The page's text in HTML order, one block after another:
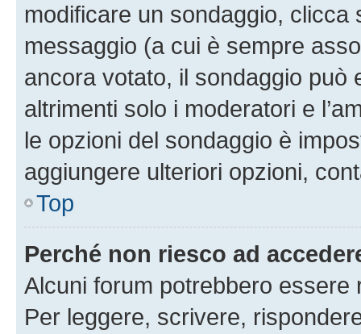
modificare un sondaggio,
messaggio (a cui è sempre
ancora votato, il sondaggio può
altrimenti solo i moderatori e
le opzioni del sondaggio è
aggiungere ulteriori opzioni,
Top
Perché non riesco ad
Alcuni forum potrebbero
Per leggere, scrivere,